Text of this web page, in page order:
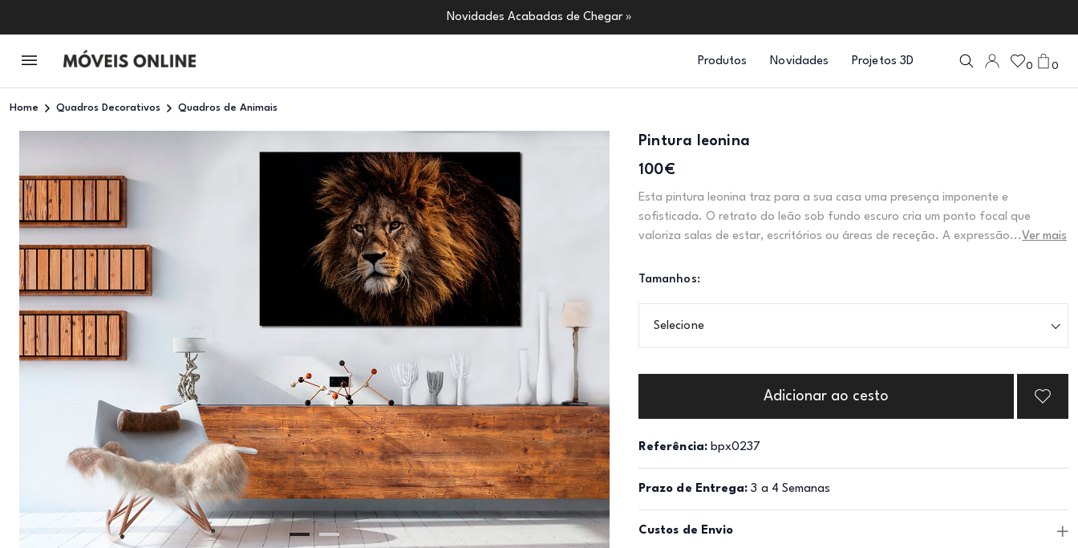
Novidades Acabadas de Chegar »
Produtos Novidades Projetos 3D 0 0
Home Quadros Decorativos Quadros de Animais
Pintura leonina
100€
Esta pintura leonina traz para a sua casa uma presença imponente e
sofisticada. O retrato do leão sob fundo escuro cria um ponto focal que
valoriza salas de estar, escritórios ou áreas de receção. A expressão... Ver mais
Tamanhos:
Selecione
Adicionar ao cesto
Referência: bpx0237
Prazo de Entrega: 3 a 4 Semanas
Custos de Envio